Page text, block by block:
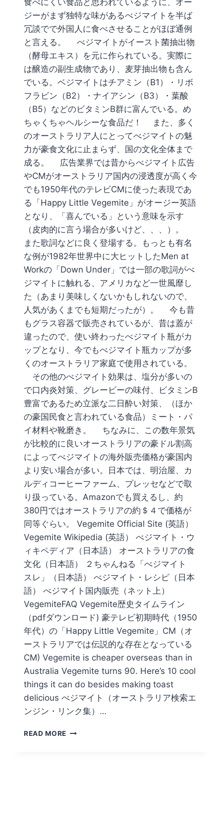
食べにくい食品と思われているように、オー
ジーがまず独特な味があるべジマイトを半ば
冗談でで外国人に食べさせることがほぼ通例
と言える。 べジマイトがイースト菌抽出物
（酵母エキス）を元に作られている。実際に
は醸造の副生成物であり、麦芽抽出物も含ん
でいる。ベジマイトはチアミン（B1）・リボ
フラビン（B2）・ナイアシン（B3）・葉酸
（B5）などのビタミンB群に富んでいる。め
ちゃくちゃヘルシーな食品だ！ また、多く
のオーストラリア人にとってべジマイトの魅
力が豪食文化に止まらず、国の文化全体まで
成る。 広告業界では昔からべジマイト広告
やCMがオーストラリア国内の浸透度が高く今
でも1950年代のテレビCMに使った表現であ
る「Happy Little Vegemite」がオージー英語
となり、「喜んでいる」という意味を示す
（皮肉的に言う場合が多いけど、、、）。
また歌詞などに良く登場する。もっとも有名
な例が1982年世界中に大ヒットしたMen at
Workの「Down Under」では一部の歌詞がべ
ジマイトに触れる、アメリカなど一世風靡し
た（あまり美味しくないかもしれないので、
人気があくまでも短期だったが）。 今も昔
もグラス容器で販売されているが、昔は蓋が
違ったので、使い終わったべジマイト瓶がカ
ップとなり、今でもべジマイト瓶カップが多
くのオーストラリア家庭で使用されている。
その他のべジマイト効果は、塩分が多いの
で口内炎対策、グレービーの味付、ビタミンB
豊富であるため立派な二日酔い対策、（ほか
の豪国民食と言われている食品）ミート・パ
イ材料や靴磨き。 ちなみに、この数年景気
が比較的に良いオーストラリアの豪ドル割高
によってべジマイトの海外販売価格が豪国内
より安い場合が多い。日本では、明治屋、カ
ルディコーヒーファーム、プレッセなどで取
り扱っている。Amazonでも買えるし、約
380円ではオーストラリアの約＄４で価格が
同等ぐらい。 Vegemite Official Site (英語）
Vegemite Wikipedia (英語） べジマイト・ウ
ィキペディア（日本語） オーストラリアの食
文化（日本語） ２ちゃんねる「べジマイト
スレ」（日本語） べジマイト・レシピ（日本
語） べジマイト国内販売（ネット上）
VegemiteFAQ Vegemite歴史タイムライン
（pdfダウンロード) 豪テレビ初期時代（1950
年代）の「Happy Little Vegemite」CM（オ
ーストラリアでは伝説的な存在となっている
CM) Vegemite is cheaper overseas than in
Australia Vegemite turns 90. Here’s 10 cool
things it can do besides making toast
delicious べジマイト（オーストラリア検索エ
ンジン・リンク集）…
READ MORE